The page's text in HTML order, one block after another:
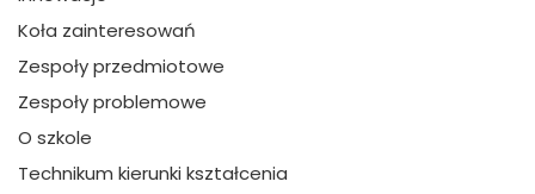
Koła zainteresowań
Zespoły przedmiotowe
Zespoły problemowe
O szkole
Technikum kierunki kształcenia